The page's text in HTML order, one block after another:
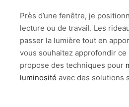
Près d’une fenêtre, je
lecture ou de travail. Les
passer la lumière tout en
vous souhaitez approfondir
propose des techniques pour
luminosité avec des solutions